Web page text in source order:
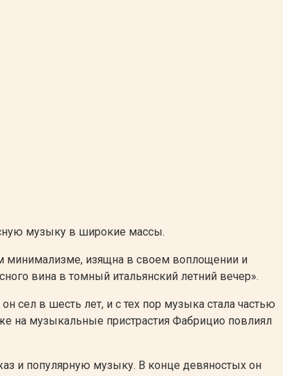
музыку в широкие массы.
минимализме, изящна в своем воплощении и
вина в томный итальянский летний вечер».
сел в шесть лет, и с тех пор музыка стала частью
на музыкальные пристрастия Фабрицио повлиял
и популярную музыку. В конце девяностых он